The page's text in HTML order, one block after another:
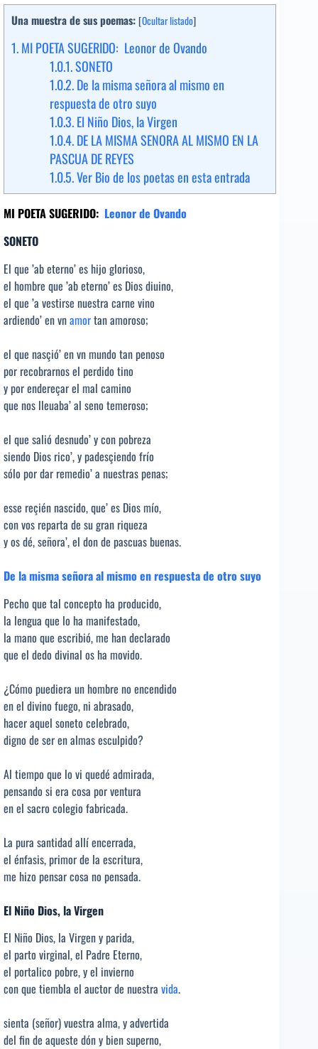
Una muestra de sus poemas: [Ocultar listado]
1.MI POETA SUGERIDO: Leonor de Ovando
1.0.1.SONETO
1.0.2.De la misma señora al mismo en
respuesta de otro suyo
1.0.3.El Niño Dios, la Virgen
1.0.4.DE LA MISMA SENORA AL MISMO EN LA
PASCUA DE REYES
1.0.5.Ver Bio de los poetas en esta entrada
MI POETA SUGERIDO: Leonor de Ovando
SONETO
El que ’ab eterno’ es hijo glorioso,
el hombre que ’ab eterno’ es Dios diuino,
el que ’a vestirse nuestra carne vino
ardiendo’ en vnamortan amoroso;
el que nasçió’ en vn mundo tan penoso
por recobrarnos el perdido tino
y por endereçar el mal camino
que nos lleuaba’ al seno temeroso;
el que salió desnudo’ y con pobreza
siendo Dios rico’, y padesçiendo frío
sólo por dar remedio’ a nuestras penas;
esse reçién nascido, que’ es Dios mío,
con vos reparta de su gran riqueza
y os dé, señora’, el don de pascuas buenas.
De la misma señora al mismo en respuesta de otro suyo
Pecho que tal concepto ha producido,
la lengua que lo ha manifestado,
la mano que escribió, me han declarado
que el dedo divinal os ha movido.
¿Cómo puediera un hombre no encendido
en el divino fuego, ni abrasado,
hacer aquel soneto celebrado,
digno de ser en almas esculpido?
Al tiempo que lo vi quedé admirada,
pensando si era cosa por ventura
en el sacro colegio fabricada.
La pura santidad allí encerrada,
el énfasis, primor de la escritura,
me hizo pensar cosa no pensada.
El Niño Dios, la Virgen
El Niño Dios, la Virgen y parida,
el parto virginal, el Padre Eterno,
el portalico pobre, y el invierno
con que tiembla el auctor de nuestra vida.
sienta (señor) vuestra alma, y advertida
del fin de aqueste dón y bien superno,